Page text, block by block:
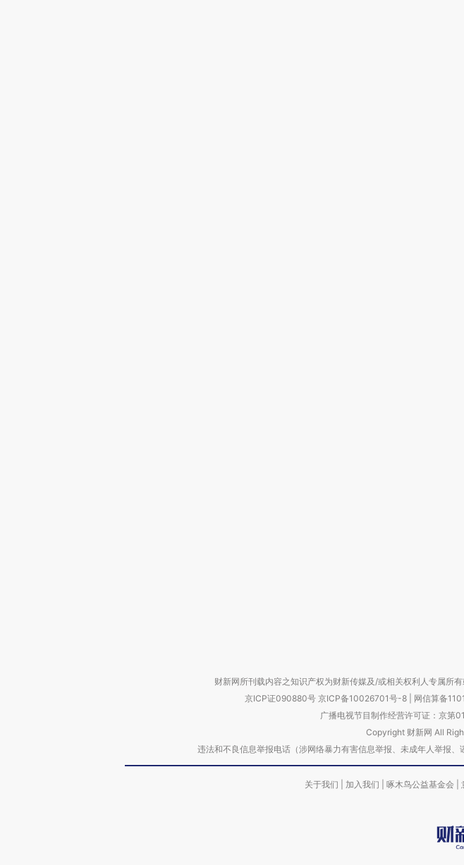
财新网所刊载内容之知识产权为财新传媒及/或相关权利人专属所
京ICP证090880号 京ICP备10026701号-8 网信算备
广播电视节目制作经营许可证：京第
Copyright 财新网 All
违法和不良信息举报电话（涉网络暴力有害信息举报、未成年人举
关于我们 加入我们 啄木鸟公益基金会